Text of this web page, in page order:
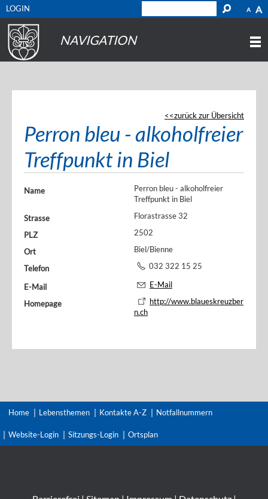
A A
LOGIN
NAVIGATION
zurück zur Übersicht
Perron bleu - alkoholfreier
Treffpunkt in Biel
Name
Perron bleu - alkoholfreier
Treffpunkt in Biel
Strasse
Florastrasse 32
PLZ
2502
Ort
Biel/Bienne
Telefon
032 322 15 25
E-Mail
E-Mail
Homepage
http://www.blaueskreuzber
n.ch
Home Lebensthemen Kontakte A-Z Notfallnummern
Website-Login Sitzungs-Login Ortsplan